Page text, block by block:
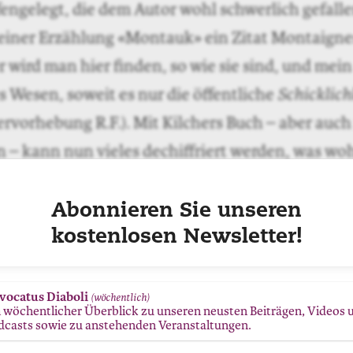
die dem Autor wohl schwerlich
Erzählung «Montauk» ein Zitat
wird man hier finden, so wie sie sind, und mein
Wesen, soweit es nur die öffentliche
R.F.). Mit Kilchers Buch – aber
– kann nun vieles dechiffriert werden, was
Schicklichkeit» sprengt. Man
Max Frischs zweiter Frau Marianne Frisch-
Schriftsteller Donald Barthelme.
zu ziehen, zwischen dem, was wert ist,
was es nicht ist? Evident nach diesem
wissenschaftlich und verlegerisch zu
Abonnieren Sie unseren
kostenlosen Newsletter!
Diaboli (wöchentlich)
wöchentlicher Überblick zu unseren neusten Beiträgen, Videos
sowie zu anstehenden Veranstaltungen.